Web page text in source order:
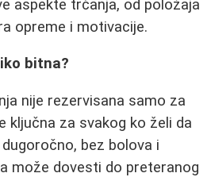
aspekte trčanja, od položaja
opreme i motivacije.
bitna?
nije rezervisana samo za
ključna za svakog ko želi da
bez bolova i
može dovesti do preteranog